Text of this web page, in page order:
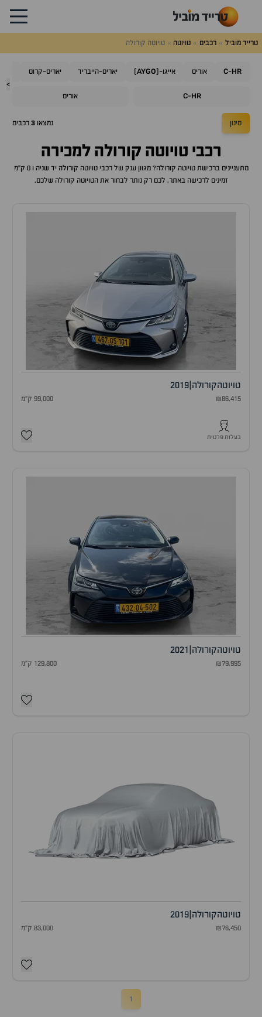
טרייד מוביל רכבים טויוטה טויוטה קורולה
>
C-HR אוריס אייגו-(AYGO
) יאריס-הייבריד יאריס-קרוס
C-HR אוריס
סינון נמצאו 3 רכבים
רכבי טויוטה קורולה למכירה
מתעניינים ברכישתטויוטה קורולה? מגוון ענק של רכביטויוטה קורולה
יד שניה ו 0 ק"מ
זמינים לרכישה באתר, לכם רק נותר לבחור את הטויוטה קורולה שלכם.
טויוטהקורולה 2019
₪86,415 99,000 ק"מ
בעלות פרטית
טויוטהקורולה 2021
₪79,995 129,800 ק"מ
טויוטהקורולה 2019
₪76,450 83,000 ק"מ
1